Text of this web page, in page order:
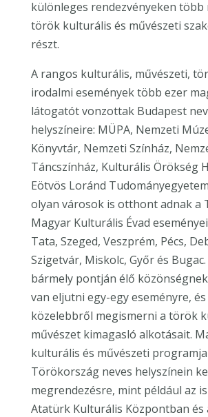
különleges rendezvényeken több
török kulturális és művészeti
részt.
A rangos kulturális, művészeti,
irodalmi események több ezer
látogatót vonzottak Budapest
helyszíneire: MÜPA, Nemzeti
Könyvtár, Nemzeti Színház,
Táncszínház, Kulturális Örökség
Eötvös Loránd
olyan városok is otthont adnak a
Magyar Kulturális Évad
Tata, Szeged, Veszprém, Pécs,
Szigetvár, Miskolc, Győr és
bármely pontján élő
van eljutni egy-egy eseményre,
közelebbről megismerni a török
művészet kimagasló alkotásait.
kulturális és művészeti
Törökország neves helyszínein
megrendezésre, mint például az
Atatürk Kulturális Központban és